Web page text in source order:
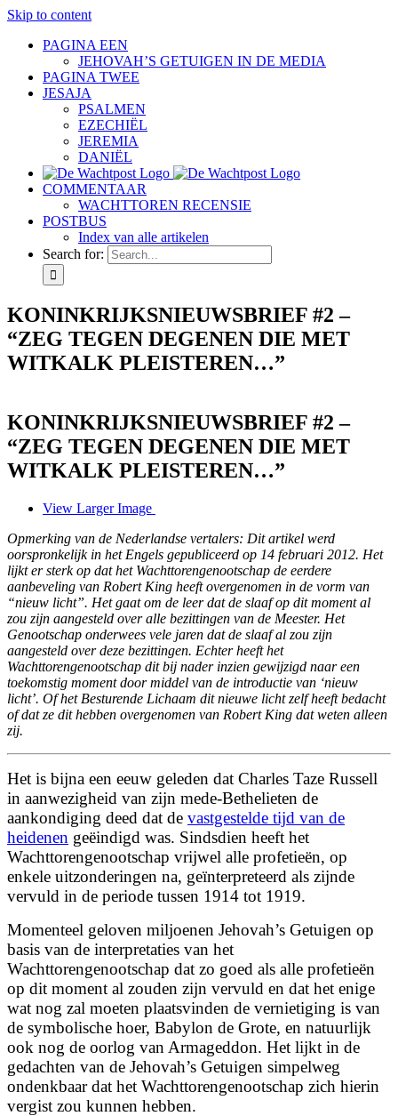
Skip to content
PAGINA EEN
JEHOVAH’S GETUIGEN IN DE MEDIA
PAGINA TWEE
JESAJA
PSALMEN
EZECHIËL
JEREMIA
DANIËL
COMMENTAAR
WACHTTOREN RECENSIE
POSTBUS
Index van alle artikelen
Search for:
KONINKRIJKSNIEUWSBRIEF #2 –
“ZEG TEGEN DEGENEN DIE MET
WITKALK PLEISTEREN…”
KONINKRIJKSNIEUWSBRIEF #2 –
“ZEG TEGEN DEGENEN DIE MET
WITKALK PLEISTEREN…”
View Larger Image
Opmerking van de Nederlandse vertalers: Dit artikel werd
oorspronkelijk in het Engels gepubliceerd op 14 februari 2012. Het
lijkt er sterk op dat het Wachttorengenootschap de eerdere
aanbeveling van Robert King heeft overgenomen in de vorm van
“nieuw licht”. Het gaat om de leer dat de slaaf op dit moment al
zou zijn aangesteld over alle bezittingen van de Meester. Het
Genootschap onderwees vele jaren dat de slaaf al zou zijn
aangesteld over deze bezittingen. Echter heeft het
Wachttorengenootschap dit bij nader inzien gewijzigd naar een
toekomstig moment door middel van de introductie van ‘nieuw
licht’. Of het Besturende Lichaam dit nieuwe licht zelf heeft bedacht
of dat ze dit hebben overgenomen van Robert King dat weten alleen
zij.
Het is bijna een eeuw geleden dat Charles Taze Russell
in aanwezigheid van zijn mede-Bethelieten de
aankondiging deed dat de vastgestelde tijd van de
heidenen geëindigd was. Sindsdien heeft het
Wachttorengenootschap vrijwel alle profetieën, op
enkele uitzonderingen na, geïnterpreteerd als zijnde
vervuld in de periode tussen 1914 tot 1919.
Momenteel geloven miljoenen Jehovah’s Getuigen op
basis van de interpretaties van het
Wachttorengenootschap dat zo goed als alle profetieën
op dit moment al zouden zijn vervuld en dat het enige
wat nog zal moeten plaatsvinden de vernietiging is van
de symbolische hoer, Babylon de Grote, en natuurlijk
ook nog de oorlog van Armageddon. Het lijkt in de
gedachten van de Jehovah’s Getuigen simpelweg
ondenkbaar dat het Wachttorengenootschap zich hierin
vergist zou kunnen hebben.